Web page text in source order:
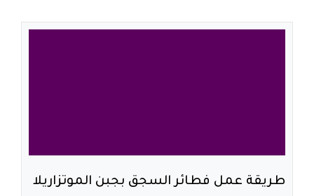
طريقة عمل فطائر السجق بجبن الموتزاريلا